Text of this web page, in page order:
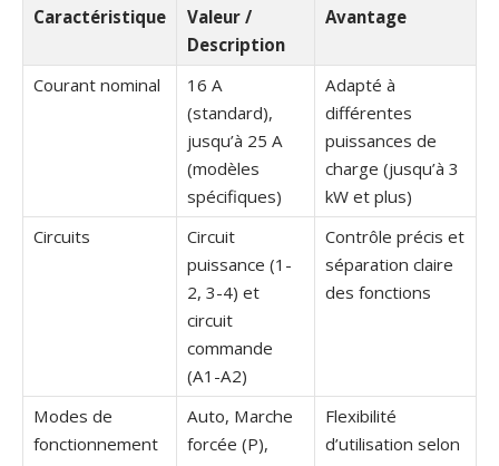
Caractéristique
Valeur /
Description
Avantage
Courant nominal
16 A
(standard),
jusqu’à 25 A
(modèles
spécifiques)
Adapté à
différentes
puissances de
charge (jusqu’à 3
kW et plus)
Circuits
Circuit
puissance (1-
2, 3-4) et
circuit
commande
(A1-A2)
Contrôle précis et
séparation claire
des fonctions
Modes de
fonctionnement
Auto, Marche
forcée (P),
Flexibilité
d’utilisation selon